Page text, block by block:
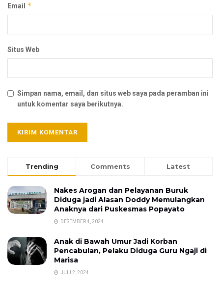
Email *
Situs Web
Simpan nama, email, dan situs web saya pada peramban ini
untuk komentar saya berikutnya.
Trending Comments Latest
Nakes Arogan dan Pelayanan Buruk
Diduga jadi Alasan Doddy Memulangkan
Anaknya dari Puskesmas Popayato
DESEMBER 4, 2024
Anak di Bawah Umur Jadi Korban
Pencabulan, Pelaku Diduga Guru Ngaji di
Marisa
JULI 2, 2024